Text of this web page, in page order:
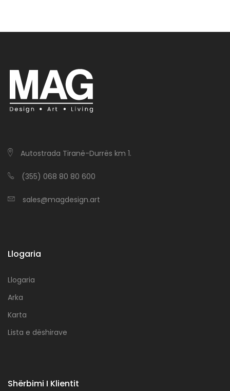
Autostrada Tiranë-Durrës km 1.
(355) 068 80 80 600
sales@magdesign.art
Llogaria
Llogaria
Arka
Karta
Lista e dëshirave
Shërbimi I Klientit